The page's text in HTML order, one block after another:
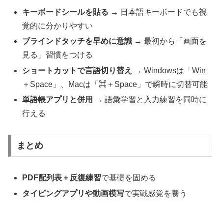
キーボードシールを貼る → 日本語キーボードでも視
覚的に分かりやすい
ブラインドタッチを早めに意識 → 最初から「画面を
見る」習慣をつける
ショートカットで言語切り替え
→ Windowsは「Win
＋Space」、Macは「⌘＋Space」で瞬時に切替可能
単語帳アプリと併用 → 語彙学習と入力練習を同時に
行える
まとめ
PDF配列表＋反復練習で基礎を固める
タイピングアプリや動画模写で実戦感覚を養う